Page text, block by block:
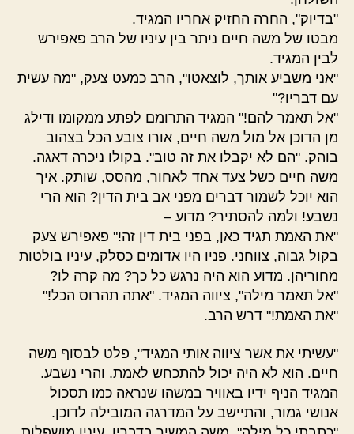
"בדיוק", החרה החזיק אחריו המגיד.
מבטו של משה חיים ניתר בין עיניו של הרב פאפירש
לבין המגיד.
"אני משביע אותך, לוצאטו", הרב כמעט צעק, "מה עשית
עם דבריו?"
"אל תאמר להם!" המגיד התרומם לפתע ממקומו ודילג
מן הדוכן אל מול משה חיים, אורו צובע הכל בצהוב
בוהק. "הם לא יקבלו את זה טוב". בקולו ניכרה דאגה.
משה חיים כשל צעד אחד לאחור, מהסס, שותק. איך
הוא יוכל לשמור דברים מפני אב בית הדין? הוא הרי
נשבע! ולמה להסתיר? מדוע –
"את האמת תגיד כאן, בפני בית דין זה!" פאפירש צעק
בקול גבוה, צווחני. פניו היו אדומים כסלק, עיניו בולטות
מחוריהן. מדוע הוא היה נרגש כל כך? מה קרה לו?
"אל תאמר מילה", ציווה המגיד. "אתה תהרוס הכל!"
"את האמת!" דרש הרב.
"עשיתי את אשר ציווה אותי המגיד", פלט לבסוף משה
חיים. הוא לא היה יכול להתכחש לאמת. והרי נשבע.
המגיד הניף ידיו באוויר במשהו שנראה כמו תסכול
אנושי גמור, והתיישב על המדרגה המובילה לדוכן.